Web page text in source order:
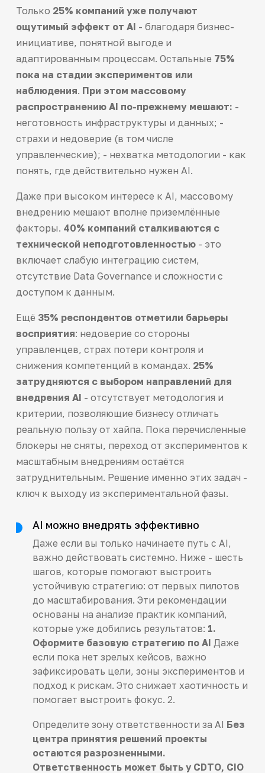
Только 25% компаний уже получают
ощутимый эффект от AI - благодаря бизнес-
инициативе, понятной выгоде и
адаптированным процессам. Остальные 75%
пока на стадии экспериментов или
наблюдения. При этом массовому
распространению AI по-прежнему мешают: -
неготовность инфраструктуры и данных; -
страхи и недоверие (в том числе
управленческие); - нехватка методологии - как
понять, где действительно нужен AI.
Даже при высоком интересе к AI, массовому
внедрению мешают вполне приземлённые
факторы. 40% компаний сталкиваются с
технической неподготовленностью- это
включает слабую интеграцию систем,
отсутствие Data Governance и сложности с
доступом к данным.
Ещё 35% респондентов отметили барьеры
восприятия: недоверие со стороны
управленцев, страх потери контроля и
снижения компетенций в командах. 25%
затрудняются с выбором направлений для
внедрения AI - отсутствует методология и
критерии, позволяющие бизнесу отличать
реальную пользу от хайпа. Пока перечисленные
блокеры не сняты, переход от экспериментов к
масштабным внедрениям остаётся
затруднительным. Решение именно этих задач -
ключ к выходу из экспериментальной фазы.
AI можно внедрять эффективно
Даже если вы только начинаете путь с AI,
важно действовать системно. Ниже - шесть
шагов, которые помогают выстроить
устойчивую стратегию: от первых пилотов
до масштабирования. Эти рекомендации
основаны на анализе практик компаний,
которые уже добились результатов: 1.
Оформите базовую стратегию по AI Даже
если пока нет зрелых кейсов, важно
зафиксировать цели, зоны экспериментов и
подход к рискам. Это снижает хаотичность и
помогает выстроить фокус. 2.
Определите зону ответственности за AI Без
центра принятия решений проекты
остаются разрозненными.
Ответственность может быть у CDTO, CIO